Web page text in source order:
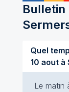
Bulletin
Quel
10 aout à
Le matin